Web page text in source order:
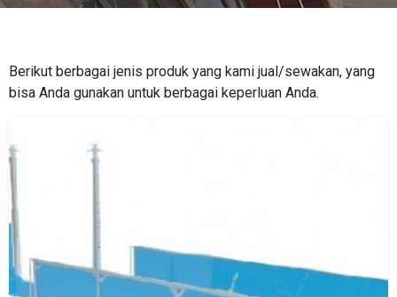
Berikut berbagai jenis produk yang kami jual/sewakan, yang
bisa Anda gunakan untuk berbagai keperluan Anda.